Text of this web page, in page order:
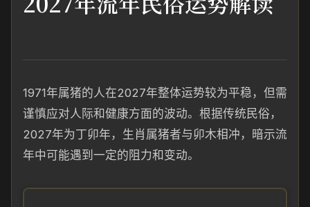
1971年属猪的人在2027年整体运势较为平稳，但需
谨慎应对人际和健康方面的波动。根据传统民俗，
2027年为丁卯年，生肖属猪者与卯木相冲，暗示流
年中可能遇到一定的阻力和变动。